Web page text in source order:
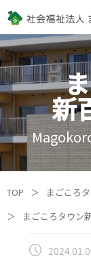
新
TOP ＞
まごころ
＞
まごころタウン